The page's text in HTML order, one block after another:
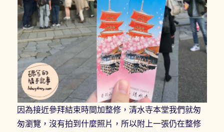
因為接近參拜結束時間加整修，清水寺本堂我們就匆
匆瀏覽，沒有拍到什麼照片，所以附上一張仍在整修